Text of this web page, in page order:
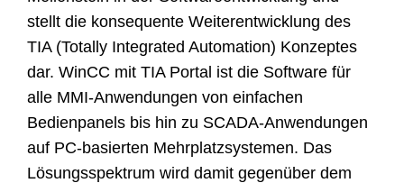
stellt die konsequente Weiterentwicklung des
TIA (Totally Integrated Automation) Konzeptes
dar. WinCC mit TIA Portal ist die Software für
alle MMI-Anwendungen von einfachen
Bedienpanels bis hin zu SCADA-Anwendungen
auf PC-basierten Mehrplatzsystemen. Das
Lösungsspektrum wird damit gegenüber dem